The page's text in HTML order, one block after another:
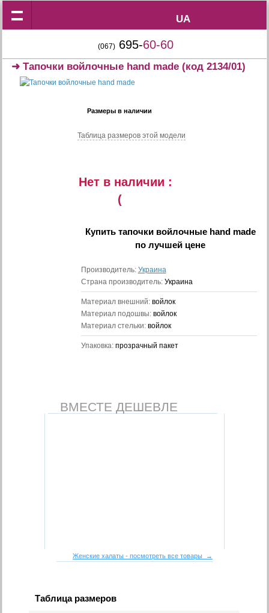
UA
UA
(067) 695-60-60
➜Тапочки войлочные hand made (код 2134/01)
Размеры в наличии
Таблица размеров этой модели
Нет в наличии :
(
Купить тапочки войлочные hand made
по лучшей цене
Производитель: Украина
Страна производитель: Украина
Материал внешний: войлок
Материал подошвы: войлок
Материал стельки: войлок
Упаковка: прозрачный пакет
ВМЕСТЕ ДЕШЕВЛЕ
Женские халаты - посмотреть все товары →
Таблица размеров